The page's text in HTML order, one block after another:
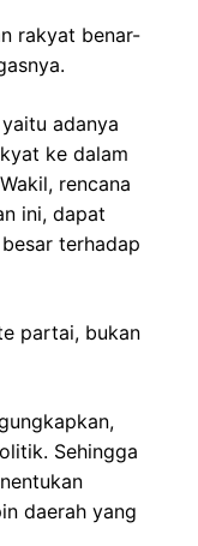
rakyat benar-
adanya
ke dalam
rencana
ini, dapat
terhadap
partai, bukan
Sehingga
daerah yang